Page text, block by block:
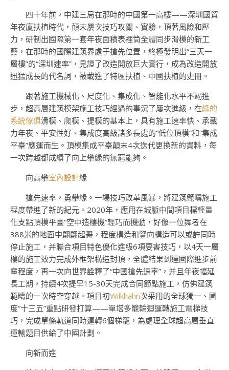
四十年前，中建三局在那時的中國第一高樓——深圳國貿
年夜廈扶植時代，顛末屢次技巧攻關、實驗，頂著風險和壓
力，研制出國際第一套年夜面積表裡筒全體同步滑模的新工
藝，在那時的國際建筑界處于搶先位置，終極發明出“三天一
層樓”的“深圳速率”，見證了改造開放巨大實行，成為改造開放
迅猛成長的代名詞，被載進了特區扶植、中國扶植的史冊。
跟著施工機械化、尺度化、集成化、智能化水平不竭進
步，超高層建筑模架施工技巧經過的事況了屢次進級，在綠的
系統傢俱滑模、爬模、提模的基本上，具有施工速率快、承載
力年夜、平安性好、集成度高級諸多長處的“低位頂模”和“集成
平臺”應運而生。頂模集成平臺顛末4次迭代更換新的資料，每
一次跨越都成績了向上攀緣的無窮能夠。
向高攀室內設計緣
搶先速率，勇攀緣。一場技巧改革風暴，將建筑範疇施工
程度帶進了新的紀元。2020年，應用在城脈中間項目標輕量
化支點頂模平臺“空中造樓機”輕巧而機動，好像一位舞者在
388米的地面中翩翩起舞，程度構造和豎向構造可以或許同時
停止施工，并聯合項目特色優化進級6項要害技巧，以4天一層
樓的施工效力完成外框架構造封頂，全體結果到達國際進步前
輩程度，再一次向世界詮釋了“中國搶先速率”，并且年夜幅延
長工期，持續4次提早15-30天完成合同節點施工，仿佛建筑
範疇的一次時空穿越。項目初Wilkhahn次采用的全球獨一、國
度“十三五”重點研發打算——單塔多籠輪迴運轉施工電梯技
巧，完成單條軌道同時運轉6個梯籠，為處理全球超高層垂直
運輸題目供給了中國計劃。
向新而進